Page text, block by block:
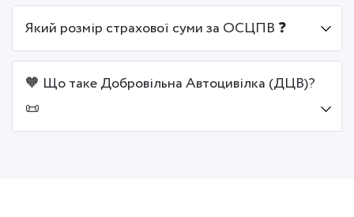
Який розмір страхової суми за ОСЦПВ ❓
🧡 Що таке Добровільна Автоцивілка (ДЦВ)?
📜